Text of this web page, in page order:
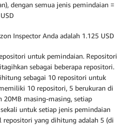
dengan semua jenis pemindaian =
Inspector Anda adalah 1.125 USD
untuk pemindaian. Repositori
sebagai beberapa repositori.
sebagai 10 repositori untuk
10 repositori, 5 berukuran di
20MB masing-masing, setiap
untuk setiap jenis pemindaian
repositori yang dihitung adalah 5 (di